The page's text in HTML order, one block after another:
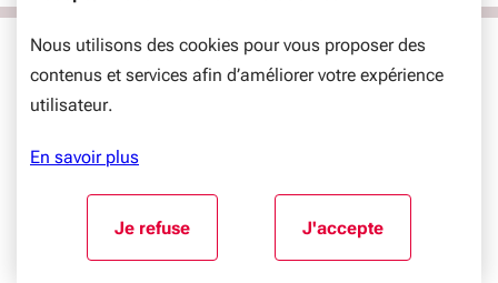
Nous utilisons des cookies pour vous proposer des
contenus et services afin d’améliorer votre expérience
utilisateur.
En savoir plus
Je refuse
l'utilisation de cookies
J'accepte
l'utilisation de
33 077 Bordeaux Cedex
Ouvert du lundi au vendredi
de 9h00 à 18h00
Tel: +33 5 49 38 49 38
Nous contacter
Aller au début du contenu